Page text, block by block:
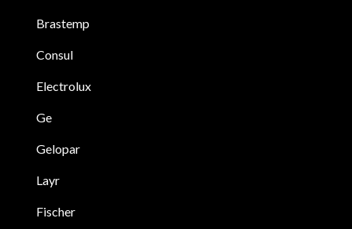
Brastemp
Consul
Electrolux
Ge
Gelopar
Layr
Fischer